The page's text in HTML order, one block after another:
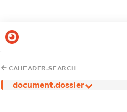
CAHEADER.SEARCH
document.dossier